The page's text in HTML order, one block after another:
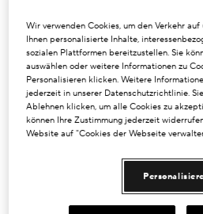
zur
Bei der zweifachen
befreien öl- und
Produkte die
Unreinheiten.
Wir verwenden Cookies, um den Verkehr
Ihnen personalisierte Inhalte,
sozialen Plattformen bereitzustellen. Sie
auswählen oder weitere Informationen zu
Personalisieren klicken. Weitere
jederzeit in unserer Datenschutzrichtlinie.
Ablehnen klicken, um alle Cookies zu
können Ihre Zustimmung jederzeit
Website auf "Cookies der Webseite